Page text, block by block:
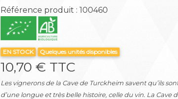
Référence produit : 100460
EN STOCK Quelques unités disponibles
10,70 € TTC
Les vignerons de la Cave de Turckheim savent qu’ils
d’une longue et très belle histoire, celle du vin. La Cave